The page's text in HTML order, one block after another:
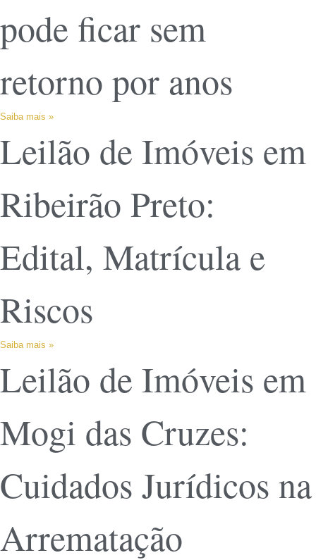
pode ficar sem
retorno por anos
Saiba mais »
Leilão de Imóveis em
Ribeirão Preto:
Edital, Matrícula e
Riscos
Saiba mais »
Leilão de Imóveis em
Mogi das Cruzes:
Cuidados Jurídicos na
Arrematação